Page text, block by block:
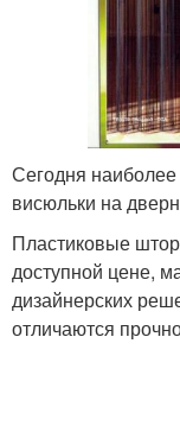
Сегодня
висюльки на
Пластиковые
доступной цене,
дизайнерских
отличаются